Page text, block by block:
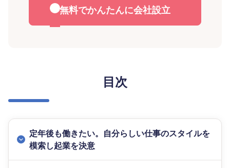
無料でかんたんに会社設立
目次
定年後も働きたい。自分らしい仕事のスタイルを
模索し起業を決意